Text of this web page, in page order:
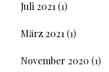
Juli 2021 (1)
März 2021 (1)
November 2020 (1)